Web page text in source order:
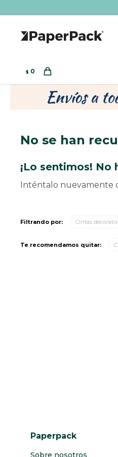
$ 0
No se han
¡Lo sentimos! No
Inténtalo nuevamente
Filtrando por: Cintas
Te recomendamos quitar:
Paperpack
Sobre nosotros